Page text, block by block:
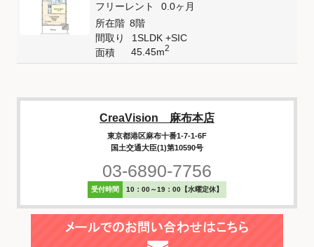
フリーレント
0.0ヶ月
所在階 8階
間取り
1SLDK +SIC
面積
45.45m2
CreaVision 麻布本店
東京都港区麻布十番1-7-1-6F
国土交通大臣(1)第10590号
03-6890-7756
受付時間 10：00～19：00【水曜定休】